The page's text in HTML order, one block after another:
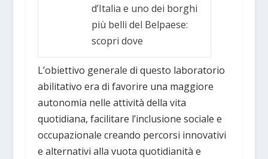
d’Italia e uno dei borghi
più belli del Belpaese:
scopri dove
L’obiettivo generale di questo laboratorio
abilitativo era di favorire una maggiore
autonomia nelle attività della vita
quotidiana, facilitare l’inclusione sociale e
occupazionale creando percorsi innovativi
e alternativi alla vuota quotidianità e